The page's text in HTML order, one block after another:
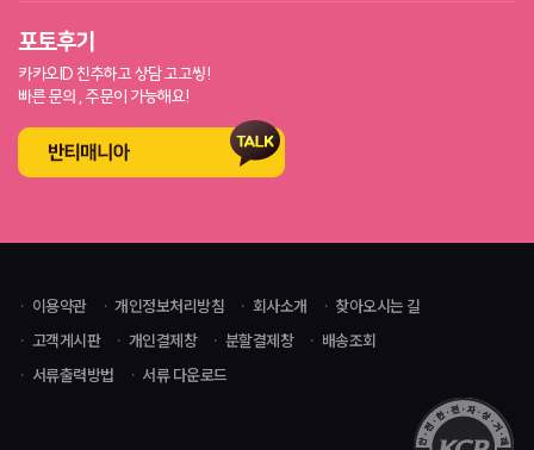
포토후기
카카오ID 친추하고 상담 고고씽!
빠른 문의 , 주문이 가능해요!
이용약관 개인정보처리방침 회사소개
찾아오시는 길
고객게시판
개인결제창 분할결제창
배송조회
서류출력방법
서류 다운로드